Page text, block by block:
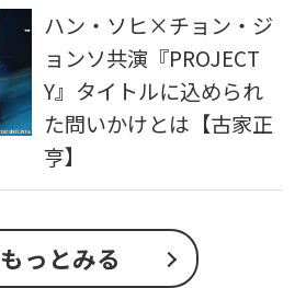
ハン・ソヒ×チョン・ジ
ョンソ共演『PROJECT
Y』タイトルに込められ
た問いかけとは【古家正
亨】
もっとみる